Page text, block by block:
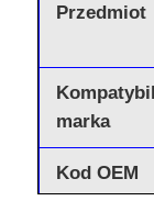
Przedmiot
marka
Kod OEM